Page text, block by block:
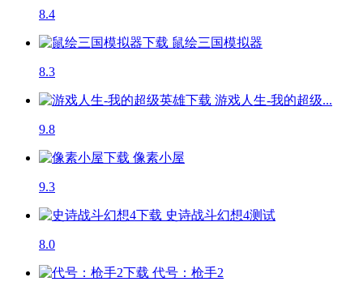
8.4
鼠绘三国模拟器
8.3
游戏人生-我的超级...
9.8
像素小屋
9.3
史诗战斗幻想4测试
8.0
代号：枪手2